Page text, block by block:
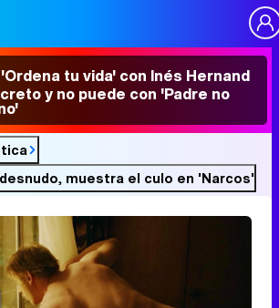
'Ordena tu vida' con Inés Hernand
y no puede con 'Padre no
muestra el culo en 'Narcos'